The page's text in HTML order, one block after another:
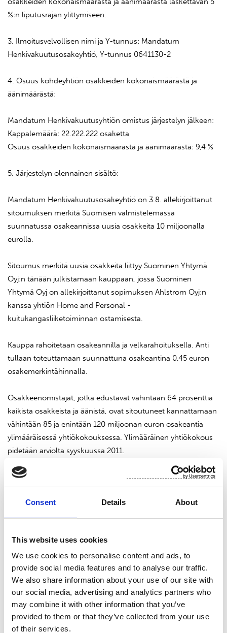
Consent Details About
This website uses cookies
We use cookies to personalise content and ads, to
provide social media features and to analyse our traffic.
We also share information about your use of our site with
our social media, advertising and analytics partners who
may combine it with other information that you’ve
provided to them or that they’ve collected from your use
of their services.
%:n liputusrajan ylittymiseen.
3. Ilmoitusvelvollisen nimi ja Y-tunnus: Mandatum
Henkivakuutusosakeyhtiö, Y-tunnus 0641130-2
4. Osuus kohdeyhtiön osakkeiden kokonaismäärästä ja
äänimäärästä:
Mandatum Henkivakuutusyhtiön omistus järjestelyn jälkeen:
Kappalemäärä: 22.222.222 osaketta
Osuus osakkeiden kokonaismäärästä ja äänimäärästä: 9,4 %
5. Järjestelyn olennainen sisältö:
Mandatum Henkivakuutusosakeyhtiö on 3.8. allekirjoittanut
sitoumuksen merkitä Suomisen valmistelemassa
suunnatussa osakeannissa uusia osakkeita 10 miljoonalla
eurolla.
Sitoumus merkitä uusia osakkeita liittyy Suominen Yhtymä
Oyj:n tänään julkistamaan kauppaan, jossa Suominen
Yhtymä Oyj on allekirjoittanut sopimuksen Ahlstrom Oyj:n
kanssa yhtiön Home and Personal -
kuitukangasliiketoiminnan ostamisesta.
Kauppa rahoitetaan osakeannilla ja velkarahoituksella. Anti
tullaan toteuttamaan suunnattuna osakeantina 0,45 euron
osakemerkintähinnalla.
Osakkeenomistajat, jotka edustavat vähintään 64 prosenttia
kaikista osakkeista ja äänistä, ovat sitoutuneet kannattamaan
vähintään 85 ja enintään 120 miljoonan euron osakeantia
ylimääräisessä yhtiökokouksessa. Ylimääräinen yhtiökokous
pidetään arviolta syyskuussa 2011.
Liputuksen laskentaperusteena on oletus, että osakeanti
toteutuu vähimmäismäärän suuruisena.
Kaupan voimaanastuminen edellyttää kilpailuviranomaisten
Helsinki 4.8.2011
Sampo Oyj
pp. Laura Liljeström pp. Kirsi Ylikoski